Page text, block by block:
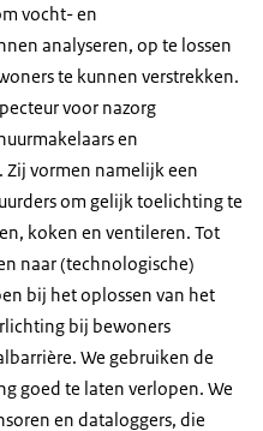
vocht- en
analyseren, op te lossen
te kunnen verstrekken.
voor nazorg
en
Zij vormen namelijk een
om gelijk toelichting te
koken en ventileren. Tot
naar (technologische)
bij het oplossen van het
bij bewoners
We gebruiken de
goed te laten verlopen. We
en dataloggers, die